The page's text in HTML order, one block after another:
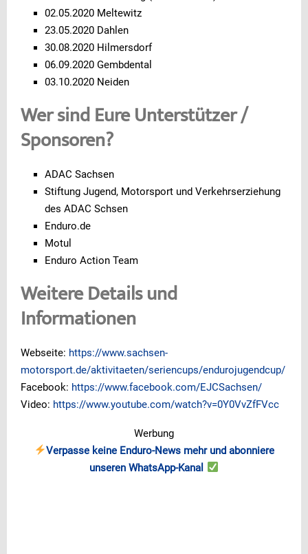
02.05.2020 Meltewitz
23.05.2020 Dahlen
30.08.2020 Hilmersdorf
06.09.2020 Gembdental
03.10.2020 Neiden
Wer sind Eure Unterstützer /
Sponsoren?
ADAC Sachsen
Stiftung Jugend, Motorsport und Verkehrserziehung
des ADAC Schsen
Enduro.de
Motul
Enduro Action Team
Weitere Details und
Informationen
Webseite: https://www.sachsen-
motorsport.de/aktivitaeten/seriencups/endurojugendcup/
Facebook: https://www.facebook.com/EJCSachsen/
Video: https://www.youtube.com/watch?v=0Y0VvZfFVcc
Werbung
Verpasse keine Enduro-News mehr und abonniere
unseren WhatsApp-Kanal